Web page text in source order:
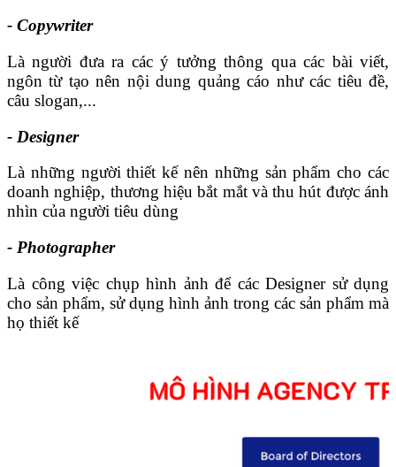
- Copywriter
Là người đưa ra các ý tưởng thông qua các bài viết,
ngôn từ tạo nên nội dung quảng cáo như các tiêu đề,
câu slogan,...
- Designer
Là những người thiết kế nên những sản phẩm cho các
doanh nghiệp, thương hiệu bắt mắt và thu hút được ánh
nhìn của người tiêu dùng
- Photographer
Là công việc chụp hình ảnh để các Designer sử dụng
cho sản phẩm, sử dụng hình ảnh trong các sản phẩm mà
họ thiết kế